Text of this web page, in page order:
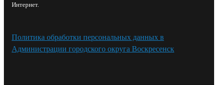
Интернет.
Политика обработки персональных данных в
Администрации городского округа Воскресенск